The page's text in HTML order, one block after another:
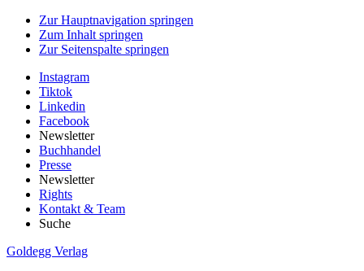
Zur Hauptnavigation springen
Zum Inhalt springen
Zur Seitenspalte springen
Instagram
Tiktok
Linkedin
Facebook
Newsletter
Buchhandel
Presse
Newsletter
Rights
Kontakt & Team
Suche
Goldegg Verlag